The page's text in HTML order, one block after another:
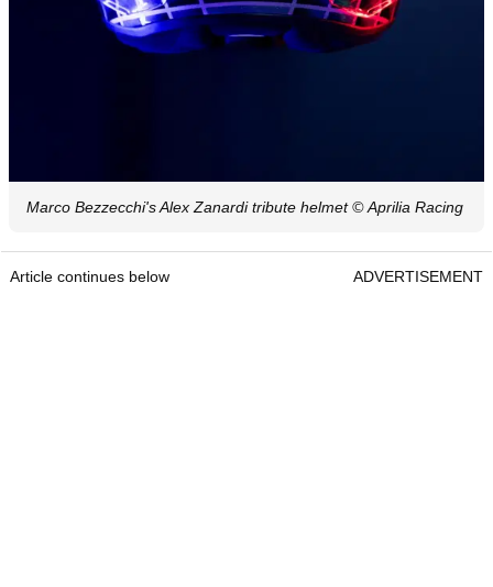
Marco Bezzecchi's Alex Zanardi tribute helmet © Aprilia Racing
Article continues below ADVERTISEMENT